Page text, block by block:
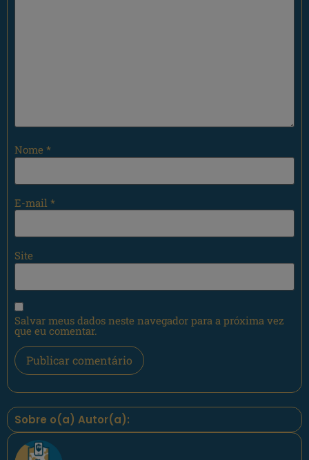
Nome *
E-mail *
Site
Salvar meus dados neste navegador para a próxima vez
que eu comentar.
Sobre o(a) Autor(a):